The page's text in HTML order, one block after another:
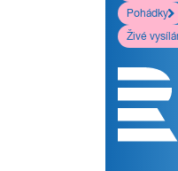
Pohádky
Živé